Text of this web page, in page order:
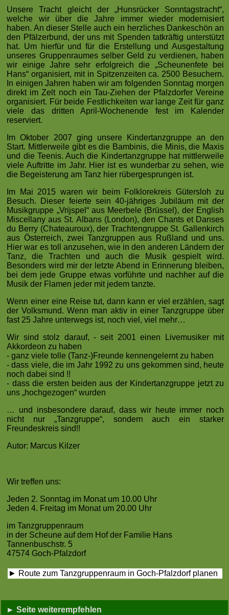
Unsere Tracht gleicht der „Hunsrücker Sonntagstracht“,
welche wir über die Jahre immer wieder modernisiert
haben. An dieser Stelle auch ein herzliches Dankeschön an
den Pfälzerbund, der uns mit Spenden tatkräftig unterstützt
hat. Um hierfür und für die Erstellung und Ausgestaltung
unseres Gruppenraumes selber Geld zu verdienen, haben
wir einige Jahre sehr erfolgreich die „Scheunenfete bei
Hans“ organisiert, mit in Spitzenzeiten ca. 2500 Besuchern.
In einigen Jahren haben wir am folgenden Sonntag morgen
direkt im Zelt noch ein Tau-Ziehen der Pfalzdorfer Vereine
organisiert. Für beide Festlichkeiten war lange Zeit für ganz
viele das dritten April-Wochenende fest im Kalender
reserviert.
Im Oktober 2007 ging unsere Kindertanzgruppe an den
Start. Mittlerweile gibt es die Bambinis, die Minis, die Maxis
und die Teenis. Auch die Kindertanzgruppe hat mittlerweile
viele Auftritte im Jahr. Hier ist es wunderbar zu sehen, wie
die Begeisterung am Tanz hier rübergesprungen ist.
Im Mai 2015 waren wir beim Folklorekreis Gütersloh zu
Besuch. Dieser feierte sein 40-jähriges Jubiläum mit der
Musikgruppe „Vrijspel“ aus Meerbele (Brüssel), der English
Miscellany aus St. Albans (London), den Chants et Danses
du Berry (Chateauroux), der Trachtengruppe St. Gallenkirch
aus Österreich, zwei Tanzgruppen aus Rußland und uns.
Hier war es toll anzusehen, wie in den anderen Ländern der
Tanz, die Trachten und auch die Musik gespielt wird.
Besonders wird mir der letzte Abend in Erinnerung bleiben,
bei dem jede Gruppe etwas vorführte und nachher auf die
Musik der Flamen jeder mit jedem tanzte.
Wenn einer eine Reise tut, dann kann er viel erzählen, sagt
der Volksmund. Wenn man aktiv in einer Tanzgruppe über
fast 25 Jahre unterwegs ist, noch viel, viel mehr…
Wir sind stolz darauf, - seit 2001 einen Livemusiker mit
Akkordeon zu haben
- ganz viele tolle (Tanz-)Freunde kennengelernt zu haben
- dass viele, die im Jahr 1992 zu uns gekommen sind, heute
noch dabei sind !!
- dass die ersten beiden aus der Kindertanzgruppe jetzt zu
uns „hochgezogen“ wurden
… und insbesondere darauf, dass wir heute immer noch
nicht nur „Tanzgruppe“, sondern auch ein starker
Freundeskreis sind!!
Autor: Marcus Kilzer
Wir treffen uns:
Jeden 2. Sonntag im Monat um 10.00 Uhr
Jeden 4. Freitag im Monat um 20.00 Uhr
im Tanzgruppenraum
in der Scheune auf dem Hof der Familie Hans
Tannenbuschstr. 5
47574 Goch-Pfalzdorf
► Route zum Tanzgruppenraum in Goch-Pfalzdorf planen
► Seite weiterempfehlen